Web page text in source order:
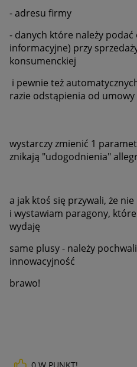
- adresu firmy
- danych które należy
informacyjne) przy
konsumenckiej
i pewnie też
razie odstąpienia od umowy
wystarczy zmienić 1
znikają "udogodnienia"
a jak ktoś się przywali, że
i wystawiam paragony,
wydaję
same plusy - należy
innowacyjność
brawo!